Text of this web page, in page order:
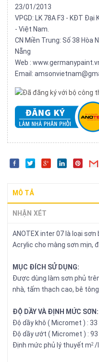
23/01/2013
VPGD: LK 78A F3 - KĐT Đại
- Việt Nam.
CN Miền Trung: Số 38 Hòa
Nẵng
Web :
Email:
MÔ TẢ
NHẬN XÉT
ANOTEX inter 07 là loại
Acrylic cho màng sơn mịn,
MỤC ĐÍCH SỬ DỤNG:
Được dùng làm sơn phủ
nhà, tấm thạch cao, bê tông.
ĐỘ DẦY VÀ ĐỊNH MỨC SƠN:
Độ dầy khô ( Micromet ) : 33
Độ dầy ướt ( Micromet ) : 93
Định mức phủ lý thuyết m2 /